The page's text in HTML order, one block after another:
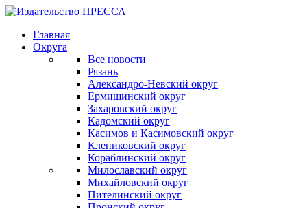
Главная
Округа
Все новости
Рязань
Александро-Невский округ
Ермишинский округ
Захаровский округ
Кадомский округ
Касимов и Касимовский округ
Клепиковский округ
Кораблинский округ
Милославский округ
Михайловский округ
Пителинский округ